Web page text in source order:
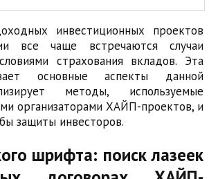
инвестиционных проектов
все чаще встречаются случаи
страхования вкладов. Эта
основные аспекты данной
методы, используемые
организаторами ХАЙП-проектов, и
защиты инвесторов.
шрифта: поиск лазеек